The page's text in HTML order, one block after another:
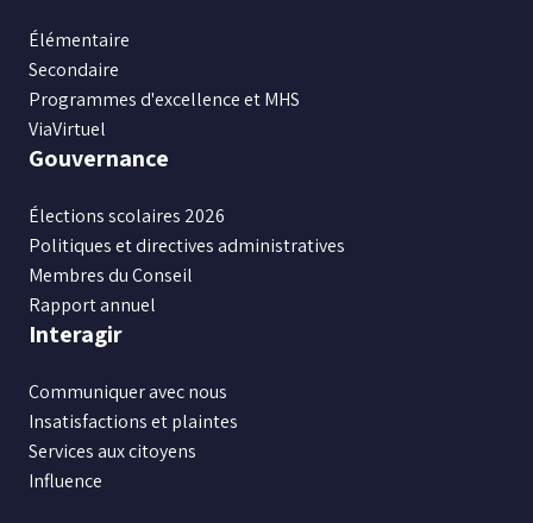
Élémentaire
Secondaire
Programmes d'excellence et MHS
ViaVirtuel
Gouvernance
Élections scolaires 2026
Politiques et directives administratives
Membres du Conseil
Rapport annuel
Interagir
Communiquer avec nous
Insatisfactions et plaintes
Services aux citoyens
Influence